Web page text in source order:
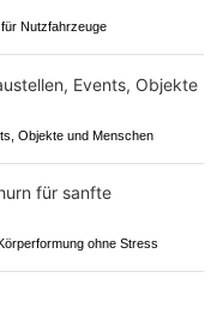
Nutzfahrzeuge
Objekte und Menschen
ohne Stress